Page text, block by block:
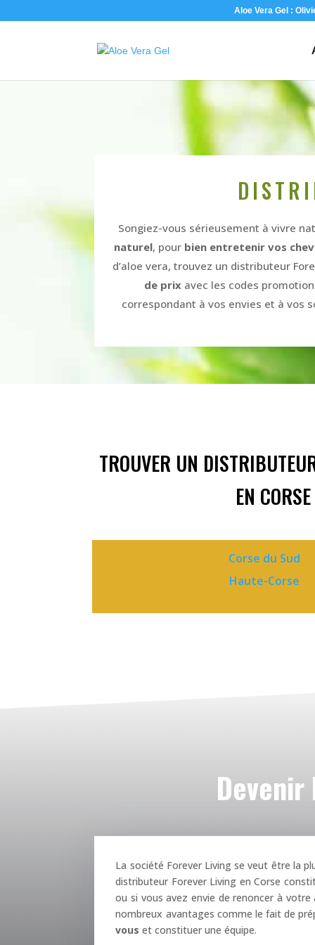
Aloe Vera Gel :
Songiez-vous sérieusement à vivre
naturel, pour bien entretenir vos
d’aloe vera, trouvez un distributeur
de prix avec les codes
correspondant à vos envies et à vos
TROUVER UN
EN CORSE
Corse du Sud
Haute-Corse
La société Forever Living se veut être la
distributeur Forever Living en Corse
ou si vous avez envie de renoncer à votre
nombreux avantages comme le fait de
vous et constituer une équipe.